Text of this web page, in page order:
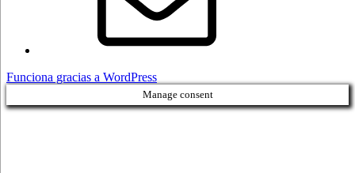
Funciona gracias a WordPress
Manage consent